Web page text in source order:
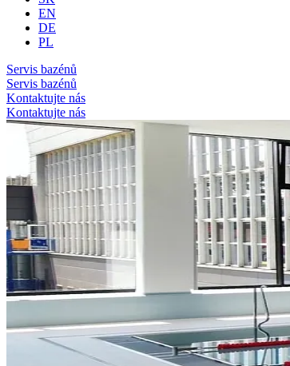
EN
DE
PL
Servis bazénů
Servis bazénů
Kontaktujte nás
Kontaktujte nás